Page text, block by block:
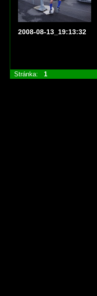
2008-08-13_19:13:32
Stránka: 1